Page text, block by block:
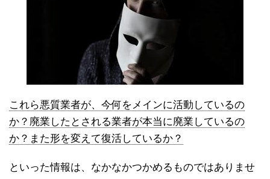
これら悪質業者が、今何をメインに活動しているの
か？廃業したとされる業者が本当に廃業しているの
か？また形を変えて復活しているか？
といった情報は、なかなかつかめるものではありませ